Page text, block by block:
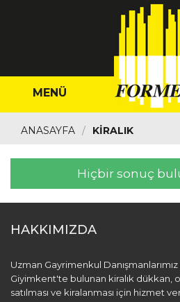
MENÜ
ANASAYFA KIRALIK
Hiçbir sonuç
HAKKIMIZDA
Uzman Gayrimenkul
Giyimkent'te bulunan kiralık dükkan,
satılması ve kiralanması için hizmet